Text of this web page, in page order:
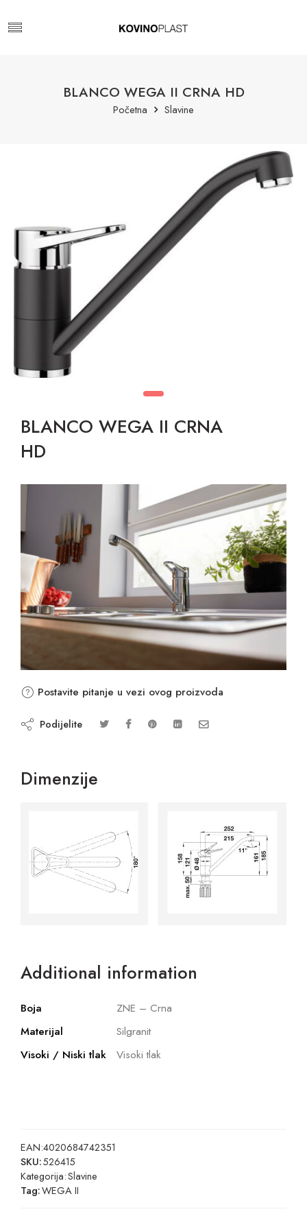
BLANCO WEGA II CRNA HD
Početna Slavine
BLANCO WEGA II CRNA
HD
Postavite pitanje u vezi ovog proizvoda
Podijelite
Dimenzije
Additional information
Boja
ZNE – Crna
Materijal
Silgranit
Visoki / Niski tlak
Visoki tlak
EAN:4020684742351
SKU:526415
Kategorija:Slavine
Tag:WEGA II